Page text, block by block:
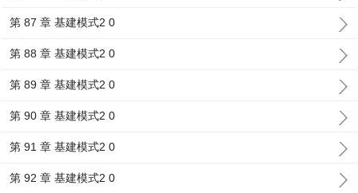
第 87 章 基建模式2 0
第 88 章 基建模式2 0
第 89 章 基建模式2 0
第 90 章 基建模式2 0
第 91 章 基建模式2 0
第 92 章 基建模式2 0